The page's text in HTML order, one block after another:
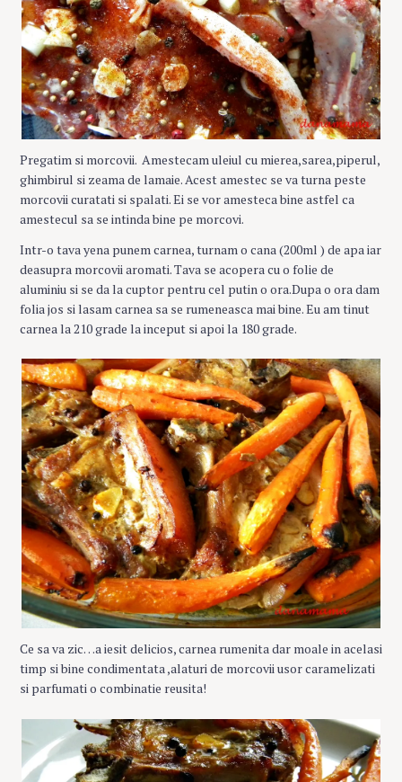
Pregatim si morcovii. Amestecam uleiul cu mierea,sarea,piperul,
ghimbirul si zeama de lamaie. Acest amestec se va turna peste
morcovii curatati si spalati. Ei se vor amesteca bine astfel ca
amestecul sa se intinda bine pe morcovi.
Intr-o tava yena punem carnea, turnam o cana (200ml ) de apa iar
deasupra morcovii aromati. Tava se acopera cu o folie de
aluminiu si se da la cuptor pentru cel putin o ora.Dupa o ora dam
folia jos si lasam carnea sa se rumeneasca mai bine. Eu am tinut
carnea la 210 grade la inceput si apoi la 180 grade.
Ce sa va zic…a iesit delicios, carnea rumenita dar moale in acelasi
timp si bine condimentata ,alaturi de morcovii usor caramelizati
si parfumati o combinatie reusita!